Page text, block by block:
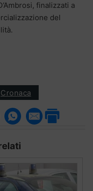
finalizzati a
del
Cronaca